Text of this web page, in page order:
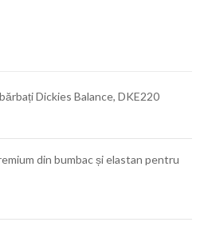
Dickies Balance, DKE220
din bumbac și elastan pentru